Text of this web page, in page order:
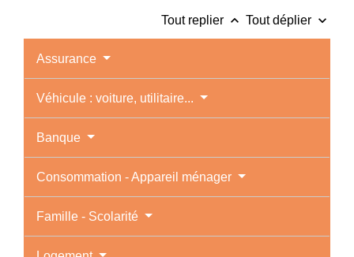
Tout replier keyboard_arrow_up Tout déplier keyboard_arrow_down
Assurance
Véhicule : voiture, utilitaire...
Banque
Consommation - Appareil ménager
Famille - Scolarité